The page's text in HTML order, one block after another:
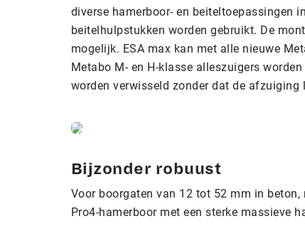
diverse hamerboor- en beiteltoepassingen
beitelhulpstukken worden gebruikt. De
mogelijk. ESA max kan met alle nieuwe
Metabo M- en H-klasse alleszuigers
worden verwisseld zonder dat de afzuiging
Bijzonder robuust
Voor boorgaten van 12 tot 52 mm in
Pro4-hamerboor met een sterke massieve